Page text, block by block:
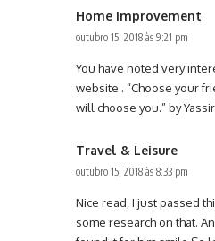
Home Improvement
outubro 15, 2018 às 9:21 pm
You have noted very
website . “Choose your
will choose you.” by
Travel & Leisure
outubro 15, 2018 às 8:33 pm
Nice read, I just passed
some research on that.